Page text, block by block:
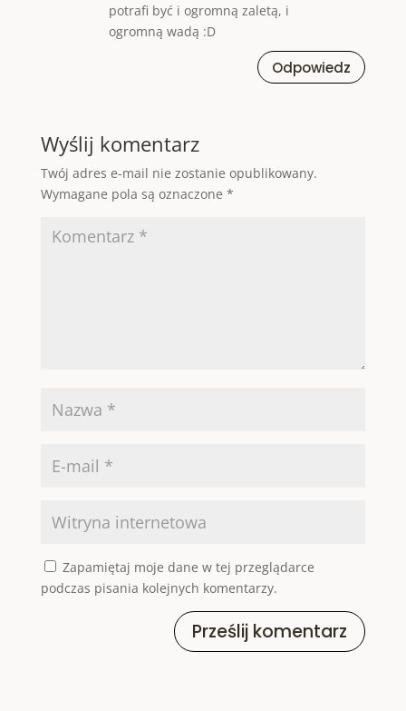
potrafi być i ogromną zaletą, i
ogromną wadą :D
Odpowiedz
Wyślij komentarz
Twój adres e-mail nie zostanie opublikowany.
Wymagane pola są oznaczone *
Zapamiętaj moje dane w tej przeglądarce
podczas pisania kolejnych komentarzy.
Prześlij komentarz